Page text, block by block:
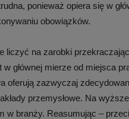
ponieważ opiera się w
obowiązków.
liczyć na zarobki
w głównej mierze od miejsca
oferują zazwyczaj
przemysłowe. Na
w branży. Reasumując –